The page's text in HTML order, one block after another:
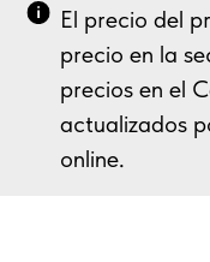
El precio del
precio en la
precios en el
actualizados
online.